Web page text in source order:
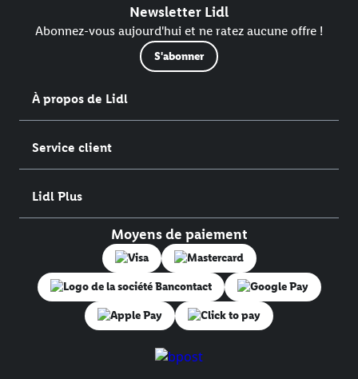
Newsletter Lidl
Abonnez-vous aujourd'hui et ne ratez aucune offre !
S'abonner
À propos de Lidl
Service client
Lidl Plus
Moyens de paiement